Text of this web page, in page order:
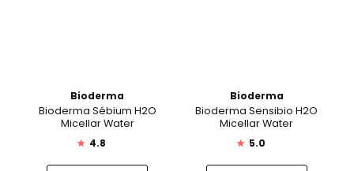
Bioderma
Bioderma Sébium H2O
Micellar Water
★ 4.8
Bioderma
Bioderma Sensibio H2O
Micellar Water
★ 5.0